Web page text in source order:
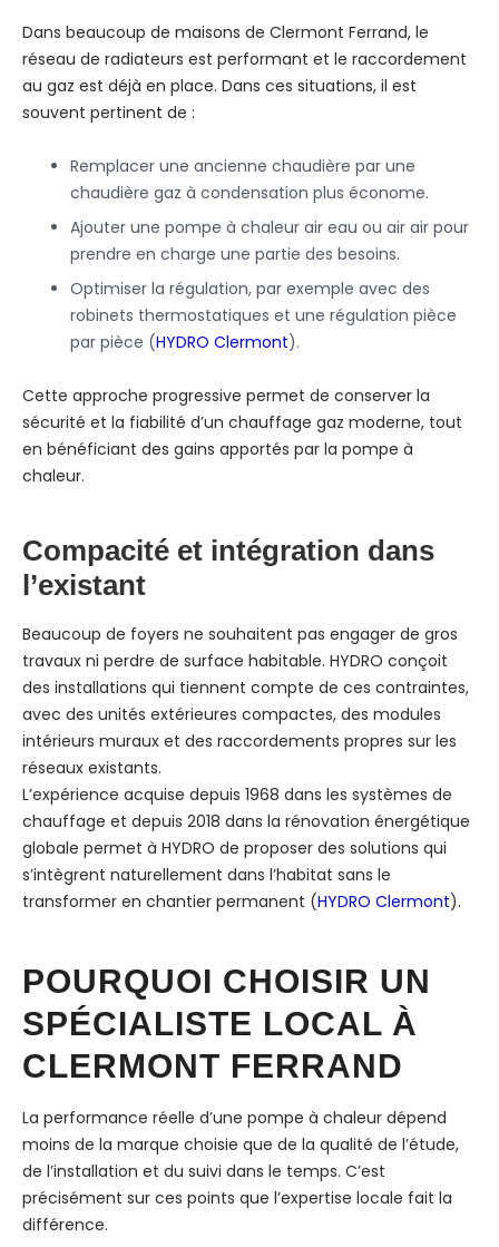
Dans beaucoup de maisons de Clermont Ferrand, le
réseau de radiateurs est performant et le raccordement
au gaz est déjà en place. Dans ces situations, il est
souvent pertinent de :
Remplacer une ancienne chaudière par une
chaudière gaz à condensation plus économe.
Ajouter une pompe à chaleur air eau ou air air pour
prendre en charge une partie des besoins.
Optimiser la régulation, par exemple avec des
robinets thermostatiques et une régulation pièce
par pièce (HYDRO Clermont).
Cette approche progressive permet de conserver la
sécurité et la fiabilité d’un chauffage gaz moderne, tout
en bénéficiant des gains apportés par la pompe à
chaleur.
Compacité et intégration dans
l’existant
Beaucoup de foyers ne souhaitent pas engager de gros
travaux ni perdre de surface habitable. HYDRO conçoit
des installations qui tiennent compte de ces contraintes,
avec des unités extérieures compactes, des modules
intérieurs muraux et des raccordements propres sur les
réseaux existants.
L’expérience acquise depuis 1968 dans les systèmes de
chauffage et depuis 2018 dans la rénovation énergétique
globale permet à HYDRO de proposer des solutions qui
s’intègrent naturellement dans l’habitat sans le
transformer en chantier permanent (HYDRO Clermont).
POURQUOI CHOISIR UN
SPÉCIALISTE LOCAL À
CLERMONT FERRAND
La performance réelle d’une pompe à chaleur dépend
moins de la marque choisie que de la qualité de l’étude,
de l’installation et du suivi dans le temps. C’est
précisément sur ces points que l’expertise locale fait la
différence.